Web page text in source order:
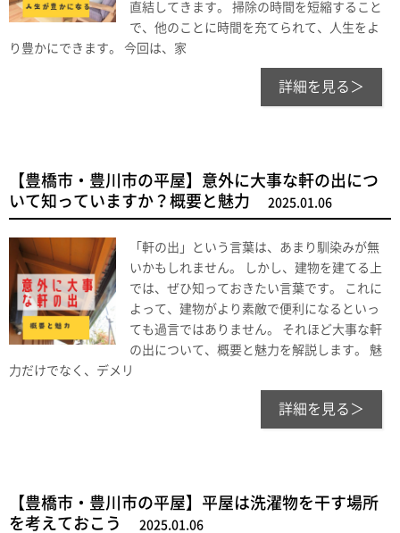
直結してきます。 掃除の時間を短縮すること
で、他のことに時間を充てられて、人生をよ
り豊かにできます。 今回は、家
詳細を見る＞
【豊橋市・豊川市の平屋】意外に大事な軒の出につ
いて知っていますか？概要と魅力
2025.01.06
「軒の出」という言葉は、あまり馴染みが無
いかもしれません。 しかし、建物を建てる上
では、ぜひ知っておきたい言葉です。 これに
よって、建物がより素敵で便利になるといっ
ても過言ではありません。 それほど大事な軒
の出について、概要と魅力を解説します。 魅
力だけでなく、デメリ
詳細を見る＞
【豊橋市・豊川市の平屋】平屋は洗濯物を干す場所
を考えておこう
2025.01.06